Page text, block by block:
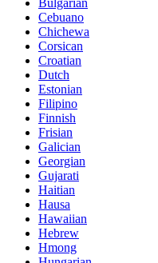
Bulgarian
Cebuano
Chichewa
Corsican
Croatian
Dutch
Estonian
Filipino
Finnish
Frisian
Galician
Georgian
Gujarati
Haitian
Hausa
Hawaiian
Hebrew
Hmong